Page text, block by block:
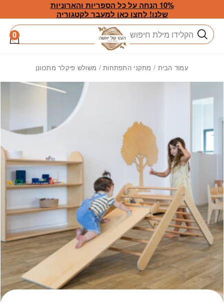
Skip to Content
10% הנחה על כל הספריות והארוניות
שלנו! לחצו כאן למעבר לקטגוריה
חיפוש 0
עמוד הבית / מתקני התפתחות/ משולש פיקלר מתכוונן
כמות משולש פיקלר מתכוונן